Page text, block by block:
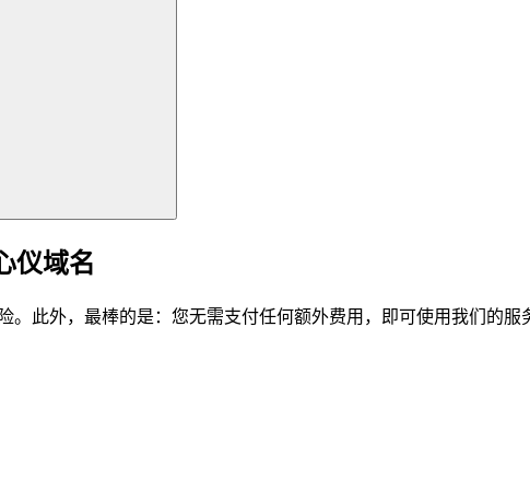
仪域名
。此外，最棒的是：您无需支付任何额外费用，即可使用我们的服